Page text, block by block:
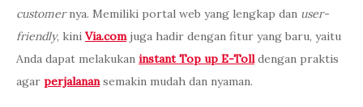
customernya. Memiliki portal web yang lengkap dan user-
friendly, kini Via.comjuga hadir dengan fitur yang baru, yaitu
Anda dapat melakukan instant Top up E-Tolldengan praktis
agar perjalanansemakin mudah dan nyaman.